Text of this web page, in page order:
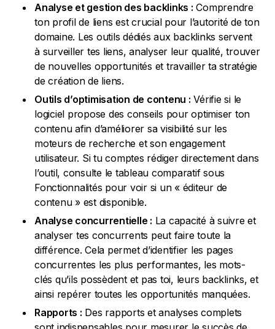
Analyse et gestion des backlinks : Comprendre
ton profil de liens est crucial pour l’autorité de ton
domaine. Les outils dédiés aux backlinks servent
à surveiller tes liens, analyser leur qualité, trouver
de nouvelles opportunités et travailler ta stratégie
de création de liens.
Outils d’optimisation de contenu : Vérifie si le
logiciel propose des conseils pour optimiser ton
contenu afin d’améliorer sa visibilité sur les
moteurs de recherche et son engagement
utilisateur. Si tu comptes rédiger directement dans
l’outil, consulte le tableau comparatif sous
Fonctionnalités pour voir si un « éditeur de
contenu » est disponible.
Analyse concurrentielle : La capacité à suivre et
analyser tes concurrents peut faire toute la
différence. Cela permet d’identifier les pages
concurrentes les plus performantes, les mots-
clés qu’ils possèdent et pas toi, leurs backlinks, et
ainsi repérer toutes les opportunités manquées.
Rapports : Des rapports et analyses complets